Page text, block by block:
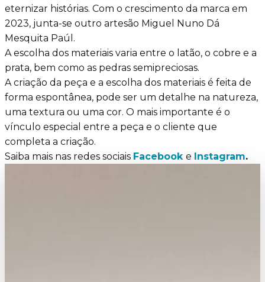
eternizar histórias. Com o crescimento da marca em
2023, junta-se outro artesão Miguel Nuno Dá
Mesquita Paúl.
A escolha dos materiais varia entre o latão, o cobre e a
prata, bem como as pedras semipreciosas.
A criação da peça e a escolha dos materiais é feita de
forma espontânea, pode ser um detalhe na natureza,
uma textura ou uma cor. O mais importante é o
vínculo especial entre a peça e o cliente que
completa a criação.
Saiba mais nas redes sociais Facebook e Instagram.